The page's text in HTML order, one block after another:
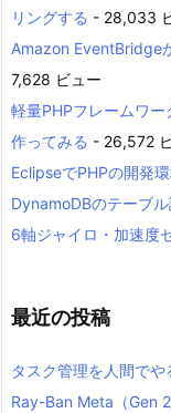
リングする - 28,033
Amazon EventBridge
7,628 ビュー
軽量PHPフレームワ
作ってみる - 26,572
EclipseでPHPの開発
DynamoDBのテーブ
6軸ジャイロ・加速度
最近の投稿
タスク管理を人間でや
Ray-Ban Meta（Gen